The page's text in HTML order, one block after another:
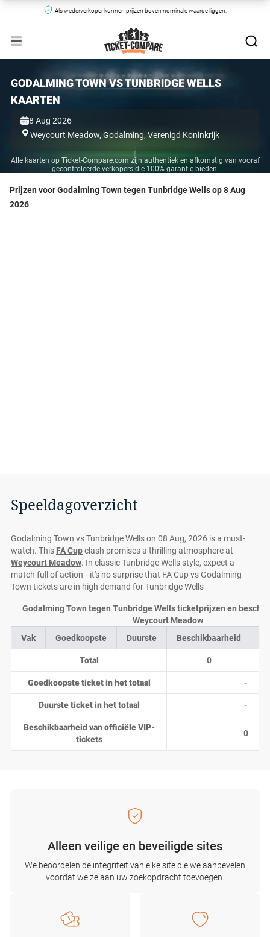
Als wederverkoper kunnen prijzen boven nominale waarde liggen.
GODALMING TOWN VS TUNBRIDGE WELLS
KAARTEN
8 Aug 2026
Weycourt Meadow,Godalming,Verenigd Koninkrijk
Alle kaarten op Ticket-Compare.com zijn authentiek en afkomstig van vooraf
gecontroleerde verkopers die 100% garantie bieden.
Prijzen voor Godalming Town tegen Tunbridge Wells op 8 Aug
2026
Speeldagoverzicht
Godalming Town vs Tunbridge Wells on 08 Aug, 2026 is a must-
watch. This FA Cupclash promises a thrilling atmosphere at
Weycourt Meadow. In classic Tunbridge Wells style, expect a
match full of action—it's no surprise that FA Cup vs Godalming
Town tickets are in high demand for Tunbridge Wells
Vak Goedkoopste Duurste Beschikbaarheid
Total 0
Goedkoopste ticket in het totaal -
Duurste ticket in het totaal -
Beschikbaarheid van officiële VIP-
tickets
0
Godalming Town tegen Tunbridge Wells ticketprijzen en
Weycourt Meadow
Alleen veilige en beveiligde sites
We beoordelen de integriteit van elke site die we aanbevelen
voordat we ze aan uw zoekopdracht toevoegen.